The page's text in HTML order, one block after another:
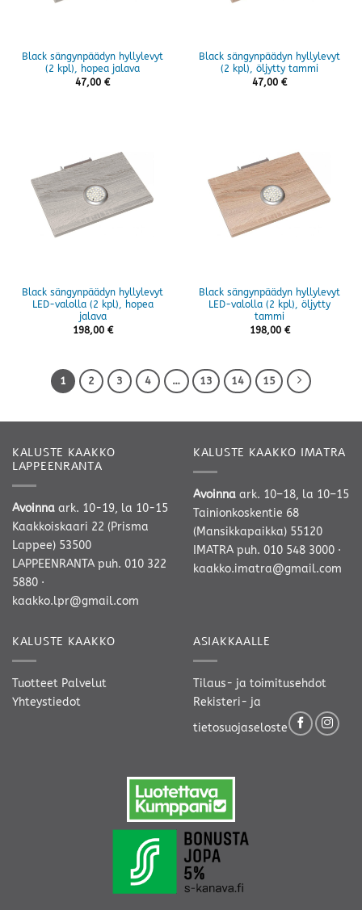
Black sängynpäädyn hyllylevyt
(2 kpl), hopea jalava
47,00 €
Black sängynpäädyn hyllylevyt
(2 kpl), öljytty tammi
47,00 €
Black sängynpäädyn hyllylevyt
LED-valolla (2 kpl), hopea
jalava
198,00 €
Black sängynpäädyn hyllylevyt
LED-valolla (2 kpl), öljytty
tammi
198,00 €
1 2 3 4 … 13 14 15
KALUSTE KAAKKO
LAPPEENRANTA
Avoinna ark. 10-19, la 10-15
Kaakkoiskaari 22 (Prisma
Lappee) 53500
LAPPEENRANTA puh. 010 322
5880 ·
kaakko.lpr@gmail.com
KALUSTE KAAKKO IMATRA
Avoinna ark. 10–18, la 10–15
Tainionkoskentie 68
(Mansikkapaikka) 55120
IMATRA puh. 010 548 3000 ·
kaakko.imatra@gmail.com
KALUSTE KAAKKO
Tuotteet Palvelut
Yhteystiedot
ASIAKKAALLE
Tilaus- ja toimitusehdot
Rekisteri- ja
tietosuojaseloste